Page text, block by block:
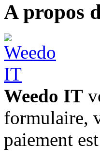
A propos
Weedo IT
formulaire,
paiement